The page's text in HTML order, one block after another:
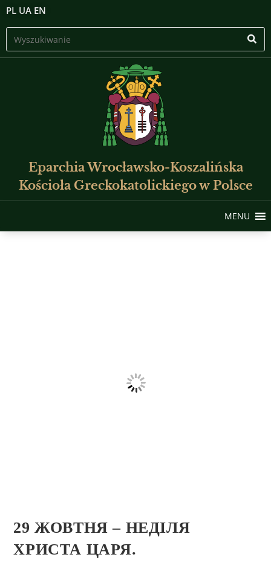
PL UA EN
Eparchia Wrocławsko-Koszalińska
Kościoła Greckokatolickiego w Polsce
MENU
29 ЖОВТНЯ – НЕДІЛЯ
ХРИСТА ЦАРЯ.